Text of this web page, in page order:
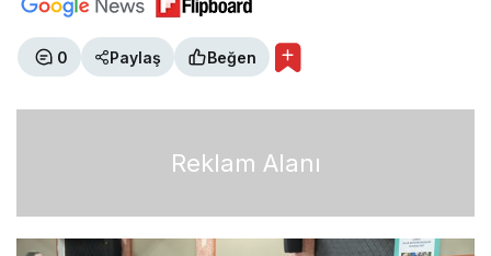
0 Paylaş Beğen
Reklam Alanı